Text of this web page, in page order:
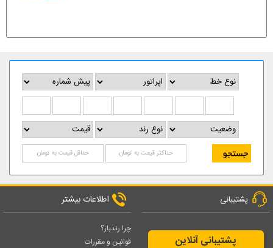
پشتیبانی
پشتیبانی آنلاین
اطلاعات بیشتر
چرا رندباز؟
قوانین و مقررات